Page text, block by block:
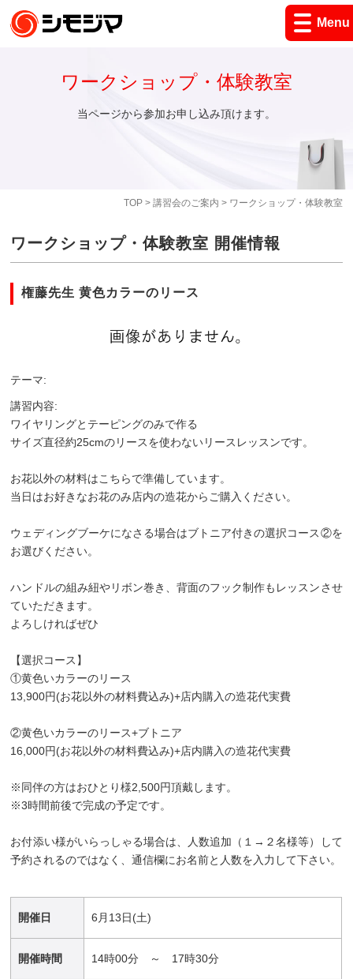
Menu
TOP> 講習会のご案内 > ワークショップ・体験教室
ワークショップ・体験教室
当ページから参加お申し込み頂けます。
ワークショップ・体験教室 開催情報
権藤先生 黄色カラーのリース
テーマ:
講習内容:
ワイヤリングとテーピングのみで作る
サイズ直径約25cmのリースを使わないリースレッスンです。
お花以外の材料はこちらで準備しています。
当日はお好きなお花のみ店内の造花からご購入ください。
ウェディングブーケになさる場合はブトニア付きの選択コース②を
お選びください。
ハンドルの組み紐やリボン巻き、背面のフック制作もレッスンさせ
ていただきます。
よろしければぜひ
【選択コース】
①黄色いカラーのリース
13,900円(お花以外の材料費込み)+店内購入の造花代実費
②黄色いカラーのリース+ブトニア
16,000円(お花以外の材料費込み)+店内購入の造花代実費
※同伴の方はおひとり様2,500円頂戴します。
※3時間前後で完成の予定です。
お付添い様がいらっしゃる場合は、人数追加（１→２名様等）して
予約されるのではなく、通信欄にお名前と人数を入力して下さい。
開催日 6月13日(土)
開催時間 14時00分 ～ 17時30分